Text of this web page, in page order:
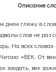
Описание
днем гляжу в
слов не раз
На всех
«ВЕК. От
заедать, век